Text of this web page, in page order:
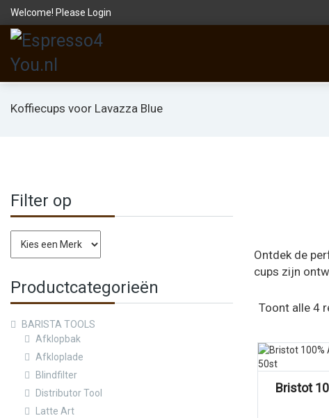
Welcome! Please Login
Koffiecups voor Lavazza Blue
Filter op
Productcategorieën
BARISTA TOOLS
Afklopbak
Afkloplade
Blindfilter
Distributor Tool
Latte Art
Ontdek de
cups zijn
Toont alle 4
Vergelijk
Bristot